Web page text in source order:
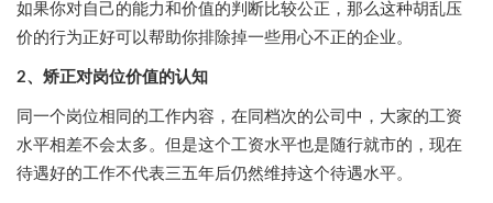
如果你对自己的能力和价值的判断比较公正，那么这种胡乱压
价的行为正好可以帮助你排除掉一些用心不正的企业。
2、矫正对岗位价值的认知
同一个岗位相同的工作内容，在同档次的公司中，大家的工资
水平相差不会太多。但是这个工资水平也是随行就市的，现在
待遇好的工作不代表三五年后仍然维持这个待遇水平。